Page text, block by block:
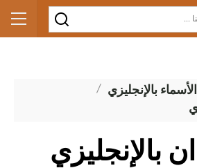
الأسماء بالإنجليزي
بالإنجليزي